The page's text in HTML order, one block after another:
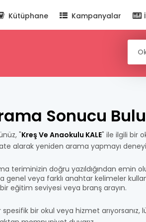
Kütüphane Kampanyalar
Sonucu
"Kreş Ve Anaokulu KALE" ile ilgili bir
alarak yeniden arama yapmayı
teriminizin doğru yazıldığından emin
genel veya farklı anahtar kelimeler
eğitim seviyesi veya branş arayın.
spesifik bir okul veya hizmet arıyorsanız,